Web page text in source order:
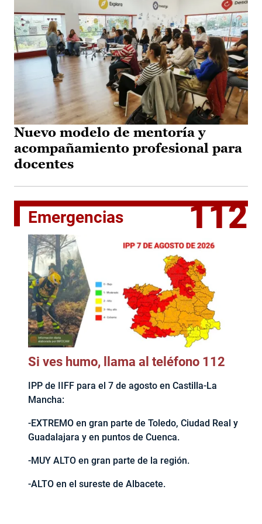
Nuevo modelo de mentoría y
acompañamiento profesional para
docentes
Emergencias 112
Si ves humo, llama al teléfono 112
IPP de IIFF para el 7 de agosto en Castilla-La
Mancha:
-EXTREMO en gran parte de Toledo, Ciudad Real y
Guadalajara y en puntos de Cuenca.
-MUY ALTO en gran parte de la región.
-ALTO en el sureste de Albacete.